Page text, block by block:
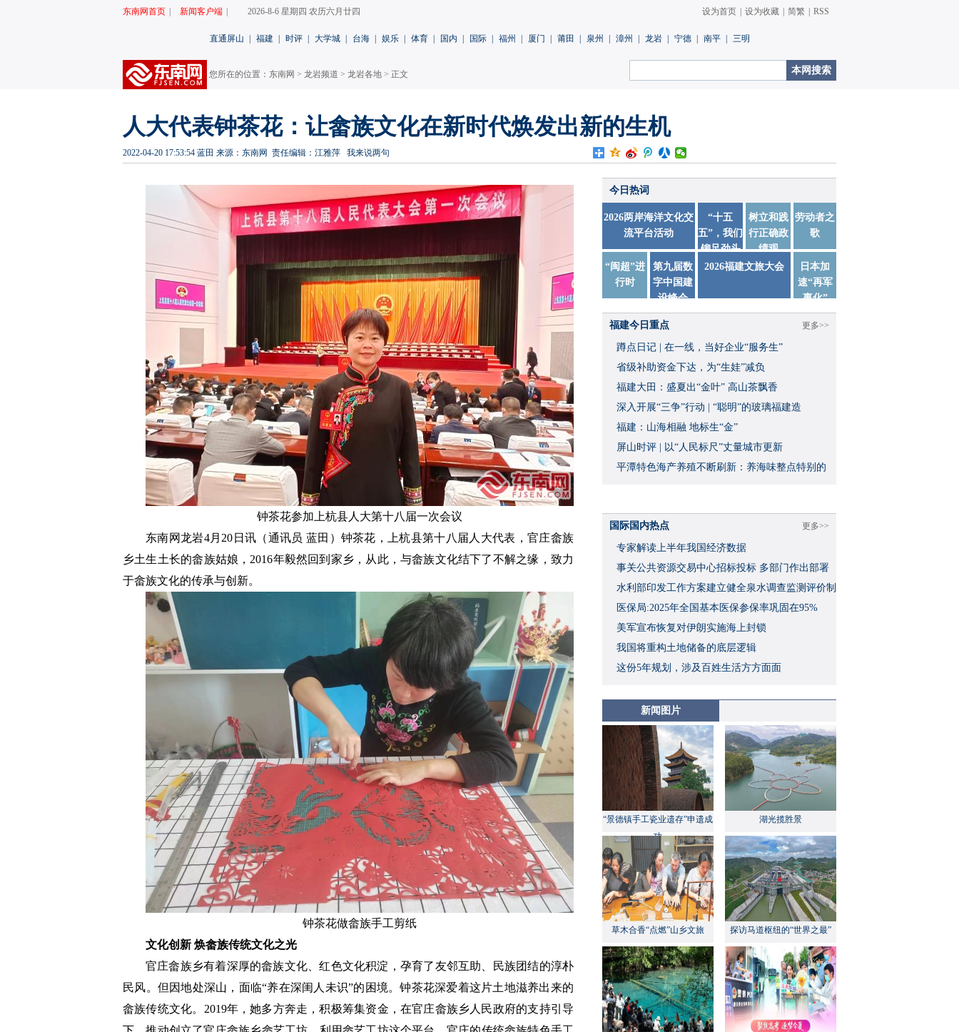
东南网首页 新闻客户端 2026-8-6 星期四 农历六月廿四 设为首页 设为收藏 简繁 RSS
直通屏山 福建 时评 大学城 台海 娱乐 体育 国内 国际 福州 厦门 莆田 泉州 漳州 龙岩 宁德 南平 三明
您所在的位置： 东南网 > 龙岩频道 > 龙岩各地 > 正文
人大代表钟茶花：让畲族文化在新时代焕发出新的生机
2022-04-20 17:53:54 蓝田 来源：东南网 责任编辑：江雅萍 我来说两句
钟茶花参加上杭县人大第十八届一次会议
东南网龙岩4月20日讯（通讯员 蓝田） 钟茶花，上杭县第十八届人大代表，官庄畲族
乡土生土长的畲族姑娘，2016年毅然回到家乡，从此，与畲族文化结下了不解之缘，致力
于畲族文化的传承与创新。
钟茶花做畲族手工剪纸
文化创新 焕畲族传统文化之光
官庄畲族乡有着深厚的畲族文化、红色文化积淀，孕育了友邻互助、民族团结的淳朴
民风。但因地处深山，面临“养在深闺人未识”的困境。钟茶花深爱着这片土地滋养出来的
畲族传统文化。2019年，她多方奔走，积极筹集资金，在官庄畲族乡人民政府的支持引导
今日热词
2026两岸海洋文化交
流平台活动
“十五
五”，我们
铆足劲头
踏实干
树立和践
行正确政
绩观
劳动者之
歌
“闽超”进
行时
第九届数
字中国建
设峰会
2026福建文旅大会
日本加
速“再军
事化”
更多>>
福建今日重点
蹲点日记 | 在一线，当好企业“服务生”
省级补助资金下达，为“生娃”减负
福建大田：盛夏出“金叶” 高山茶飘香
深入开展“三争”行动 | “聪明”的玻璃福建造
福建：山海相融 地标生“金”
屏山时评 | 以“人民标尺”丈量城市更新
平潭特色海产养殖不断刷新：养海味整点特别的
更多>>
国际国内热点
专家解读上半年我国经济数据
事关公共资源交易中心招标投标 多部门作出部署
水利部印发工作方案建立健全泉水调查监测评价制
度
医保局:2025年全国基本医保参保率巩固在95%
美军宣布恢复对伊朗实施海上封锁
我国将重构土地储备的底层逻辑
这份5年规划，涉及百姓生活方方面面
新闻图片
“景德镇手工瓷业遗存”申遗成
功
湖光揽胜景
草木合香“点燃”山乡文旅 探访马道枢纽的“世界之最”